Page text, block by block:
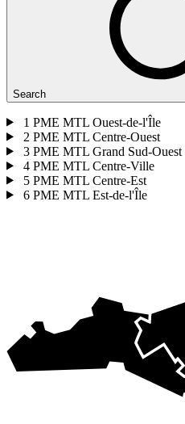
Search
1 PME MTL Ouest-de-l'Île
2 PME MTL Centre-Ouest
3 PME MTL Grand Sud-Ouest
4 PME MTL Centre-Ville
5 PME MTL Centre-Est
6 PME MTL Est-de-l'Île